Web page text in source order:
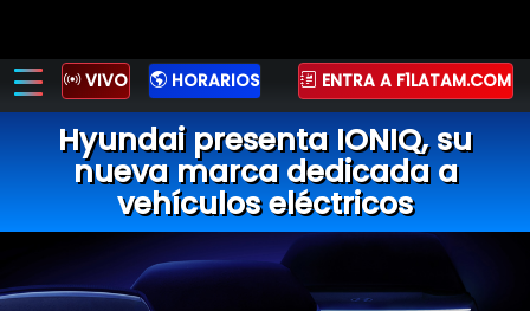
VIVO HORARIOS ENTRA A F1LATAM.COM
Hyundai presenta IONIQ, su
nueva marca dedicada a
vehículos eléctricos